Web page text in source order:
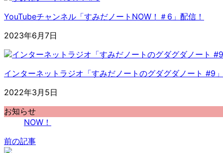
YouTubeチャンネル「すみだノートNOW！＃6」配信！
2023年6月7日
インターネットラジオ「すみだノートのグダグダノート #9
2022年3月5日
お知らせ
NOW！
前の記事